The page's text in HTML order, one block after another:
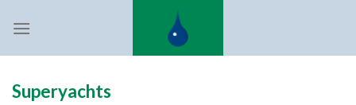
Superyachts